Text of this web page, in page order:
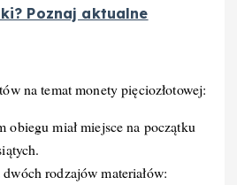
Poznaj aktualne
na temat monety pięciozłotowej:
obiegu miał miejsce na początku
rodzajów materiałów: